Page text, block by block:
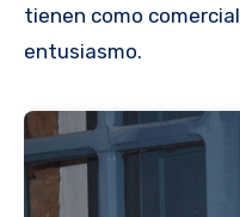
tienen como
entusiasmo.